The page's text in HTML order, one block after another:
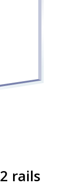
rails